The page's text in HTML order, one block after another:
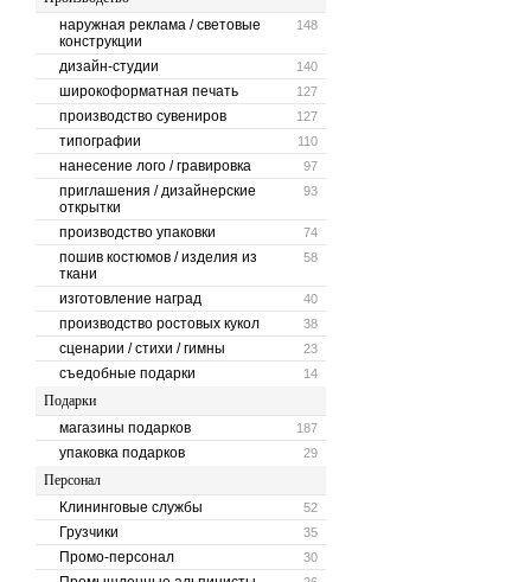
148
наружная реклама / световые
конструкции
140
дизайн-студии
127
широкоформатная печать
127
производство сувениров
110
типографии
97
нанесение лого / гравировка
93
приглашения / дизайнерские
открытки
74
производство упаковки
58
пошив костюмов / изделия из
ткани
40
изготовление наград
38
производство ростовых кукол
23
сценарии / стихи / гимны
14
съедобные подарки
Подарки
187
магазины подарков
29
упаковка подарков
Персонал
52
Клининговые службы
35
Грузчики
30
Промо-персонал